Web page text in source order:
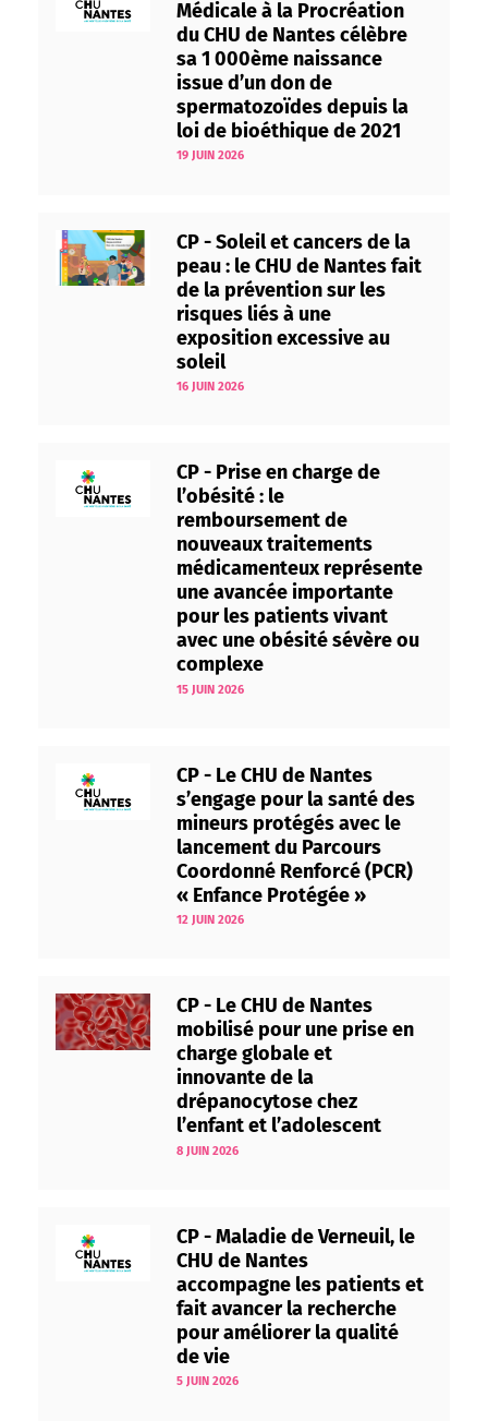
Médicale à la Procréation
du CHU de Nantes célèbre
sa 1 000ème naissance
issue d’un don de
spermatozoïdes depuis la
loi de bioéthique de 2021
19 JUIN 2026
CP - Soleil et cancers de la
peau : le CHU de Nantes fait
de la prévention sur les
risques liés à une
exposition excessive au
soleil
16 JUIN 2026
CP - Prise en charge de
l’obésité : le
remboursement de
nouveaux traitements
médicamenteux représente
une avancée importante
pour les patients vivant
avec une obésité sévère ou
complexe
15 JUIN 2026
CP - Le CHU de Nantes
s’engage pour la santé des
mineurs protégés avec le
lancement du Parcours
Coordonné Renforcé (PCR)
« Enfance Protégée »
12 JUIN 2026
CP - Le CHU de Nantes
mobilisé pour une prise en
charge globale et
innovante de la
drépanocytose chez
l’enfant et l’adolescent
8 JUIN 2026
CP - Maladie de Verneuil, le
CHU de Nantes
accompagne les patients et
fait avancer la recherche
pour améliorer la qualité
de vie
5 JUIN 2026